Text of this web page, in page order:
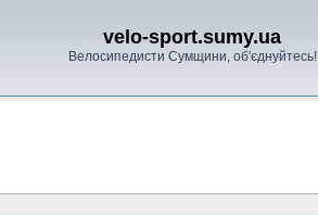
velo-sport.sumy.ua
Велосипедисти Сумщини, об'єднуйтесь!